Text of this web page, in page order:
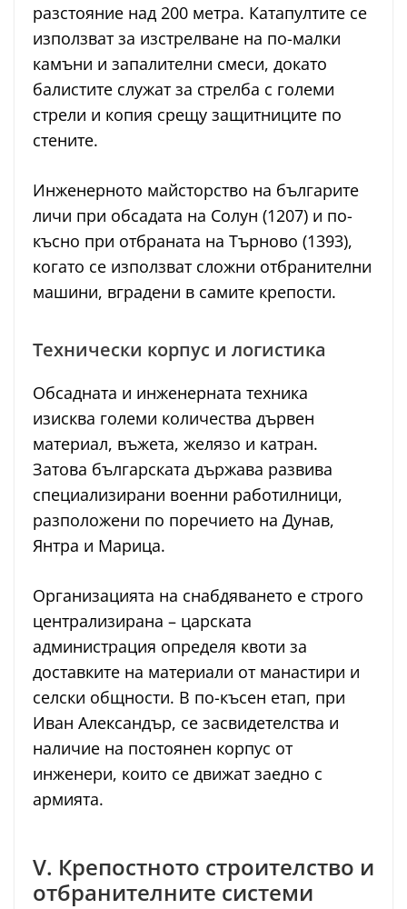
разстояние над 200 метра. Катапултите се
използват за изстрелване на по-малки
камъни и запалителни смеси, докато
балистите служат за стрелба с големи
стрели и копия срещу защитниците по
стените.
Инженерното майсторство на българите
личи при обсадата на Солун (1207) и по-
късно при отбраната на Търново (1393),
когато се използват сложни отбранителни
машини, вградени в самите крепости.
Технически корпус и логистика
Обсадната и инженерната техника
изисква големи количества дървен
материал, въжета, желязо и катран.
Затова българската държава развива
специализирани военни работилници,
разположени по поречието на Дунав,
Янтра и Марица.
Организацията на снабдяването е строго
централизирана – царската
администрация определя квоти за
доставките на материали от манастири и
селски общности. В по-късен етап, при
Иван Александър, се засвидетелства и
наличие на постоянен корпус от
инженери, които се движат заедно с
армията.
V. Крепостното строителство и
отбранителните системи